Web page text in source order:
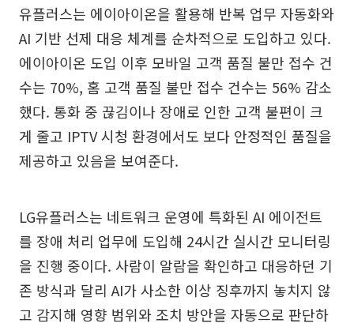
유플러스는 에이아이온을 활용해 반복 업무 자동화와
AI 기반 선제 대응 체계를 순차적으로 도입하고 있다.
에이아이온 도입 이후 모바일 고객 품질 불만 접수 건
수는 70%, 홈 고객 품질 불만 접수 건수는 56% 감소
했다. 통화 중 끊김이나 장애로 인한 고객 불편이 크
게 줄고 IPTV 시청 환경에서도 보다 안정적인 품질을
제공하고 있음을 보여준다.
LG유플러스는 네트워크 운영에 특화된 AI 에이전트
를 장애 처리 업무에 도입해 24시간 실시간 모니터링
을 진행 중이다. 사람이 알람을 확인하고 대응하던 기
존 방식과 달리 AI가 사소한 이상 징후까지 놓치지 않
고 감지해 영향 범위와 조치 방안을 자동으로 판단하